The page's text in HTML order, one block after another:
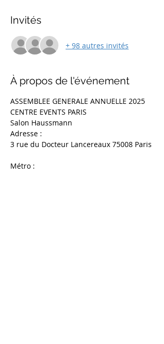
Invités
+ 98 autres invités
À propos de l'événement
ASSEMBLEE GENERALE ANNUELLE 2025
CENTRE EVENTS PARIS
Salon Haussmann
Adresse :
3 rue du Docteur Lancereaux 75008 Paris
Métro :